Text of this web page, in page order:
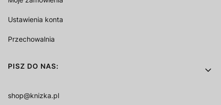
Ustawienia konta
Przechowalnia
PISZ DO NAS:
shop@knizka.pl